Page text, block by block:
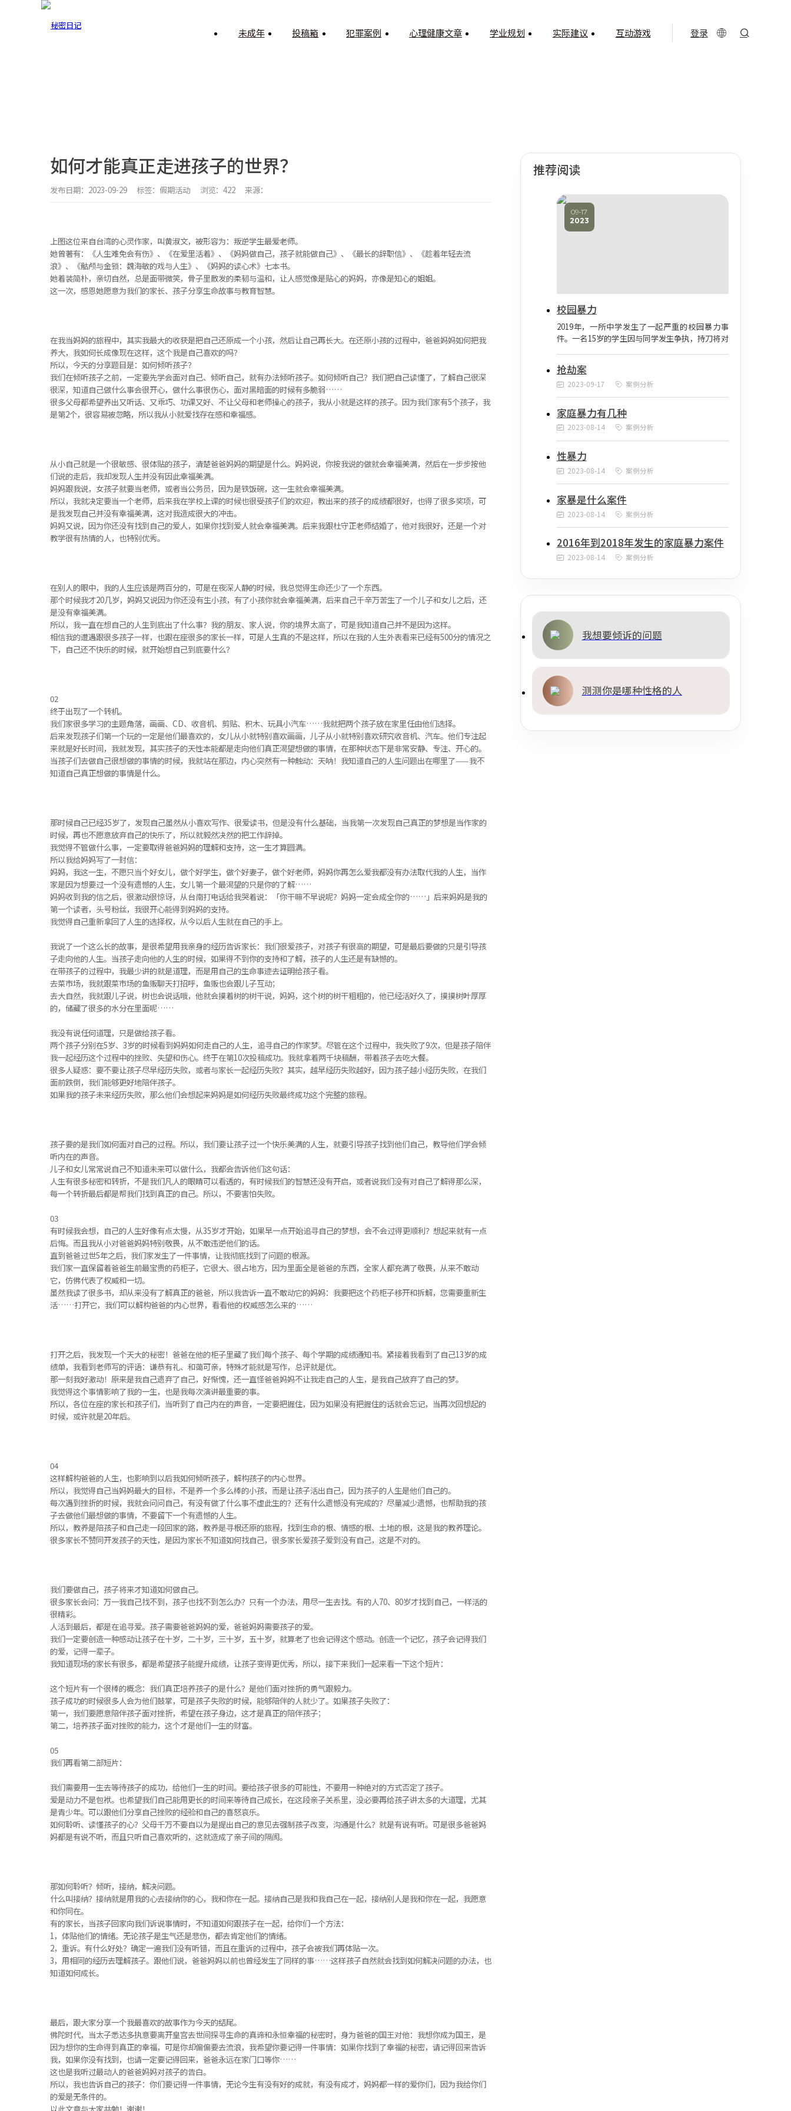
未成年 投稿箱 犯罪案例 心理健康文章 学业规划 实际建议 互动游戏 登录
如何才能真正走进孩子的世界？
发布日期：2023-09-29 标签：假期活动 浏览：422 来源：
上图这位来自台湾的心灵作家，叫黄淑文，被形容为：叛逆学生最爱老师。
她曾著有：《人生难免会有伤》、《在爱里活着》、《妈妈做自己，孩子就能做自己》、《最长的辞职信》、《趁着年轻去流
浪》、《骷颅与金锁：魏海敏的戏与人生》、《妈妈的读心术》七本书。
她着装简朴，亲切自然，总是面带微笑，骨子里散发的柔韧与温和，让人感觉像是贴心的妈妈，亦像是知心的姐姐。
这一次，感恩她愿意为我们的家长、孩子分享生命故事与教育智慧。
在我当妈妈的旅程中，其实我最大的收获是把自己还原成一个小孩，然后让自己再长大。在还原小孩的过程中，爸爸妈妈如何把我
养大，我如何长成像现在这样，这个我是自己喜欢的吗？
所以，今天的分享题目是：如何倾听孩子？
我们在倾听孩子之前，一定要先学会面对自己、倾听自己，就有办法倾听孩子。如何倾听自己？我们把自己读懂了，了解自己很深
很深，知道自己做什么事会很开心，做什么事很伤心，面对黑暗面的时候有多脆弱……
很多父母都希望养出又听话、又乖巧、功课又好、不让父母和老师操心的孩子，我从小就是这样的孩子。因为我们家有5个孩子，我
是第2个，很容易被忽略，所以我从小就爱找存在感和幸福感。
从小自己就是一个很敏感、很体贴的孩子，清楚爸爸妈妈的期望是什么。妈妈说，你按我说的做就会幸福美满，然后在一步步按他
们说的走后，我却发现人生并没有因此幸福美满。
妈妈跟我说，女孩子就要当老师，或者当公务员，因为是铁饭碗，这一生就会幸福美满。
所以，我就决定要当一个老师，后来我在学校上课的时候也很受孩子们的欢迎，教出来的孩子的成绩都很好，也得了很多奖项，可
是我发现自己并没有幸福美满，这对我造成很大的冲击。
妈妈又说，因为你还没有找到自己的爱人，如果你找到爱人就会幸福美满。后来我跟杜守正老师结婚了，他对我很好，还是一个对
教学很有热情的人，也特别优秀。
在别人的眼中，我的人生应该是两百分的，可是在夜深人静的时候，我总觉得生命还少了一个东西。
那个时候我才20几岁，妈妈又说因为你还没有生小孩，有了小孩你就会幸福美满，后来自己千辛万苦生了一个儿子和女儿之后，还
是没有幸福美满。
所以，我一直在想自己的人生到底出了什么事？我的朋友、家人说，你的境界太高了，可是我知道自己并不是因为这样。
相信我的遭遇跟很多孩子一样，也跟在座很多的家长一样，可是人生真的不是这样，所以在我的人生外表看来已经有500分的情况之
下，自己还不快乐的时候，就开始想自己到底要什么？
02
终于出现了一个转机。
我们家很多学习的主题角落，画画、CD、收音机、剪贴、积木、玩具小汽车……我就把两个孩子放在家里任由他们选择。
后来发现孩子们第一个玩的一定是他们最喜欢的，女儿从小就特别喜欢画画，儿子从小就特别喜欢研究收音机、汽车。他们专注起
来就是好长时间，我就发现，其实孩子的天性本能都是走向他们真正渴望想做的事情，在那种状态下是非常安静、专注、开心的。
当孩子们去做自己很想做的事情的时候，我就站在那边，内心突然有一种触动：天呐！我知道自己的人生问题出在哪里了——我不
知道自己真正想做的事情是什么。
那时候自己已经35岁了，发现自己虽然从小喜欢写作、很爱读书，但是没有什么基础，当我第一次发现自己真正的梦想是当作家的
时候，再也不愿意放弃自己的快乐了，所以就毅然决然的把工作辞掉。
我觉得不管做什么事，一定要取得爸爸妈妈的理解和支持，这一生才算圆满。
所以我给妈妈写了一封信：
妈妈，我这一生，不愿只当个好女儿，做个好学生，做个好妻子，做个好老师，妈妈你再怎么爱我都没有办法取代我的人生，当作
家是因为想要过一个没有遗憾的人生，女儿第一个最渴望的只是你的了解……
妈妈收到我的信之后，很激动很惊讶，从台南打电话给我哭着说：「你干嘛不早说呢？妈妈一定会成全你的……」后来妈妈是我的
第一个读者，头号粉丝，我很开心能得到妈妈的支持。
我觉得自己重新拿回了人生的选择权，从今以后人生就在自己的手上。
我说了一个这么长的故事，是很希望用我亲身的经历告诉家长：我们很爱孩子，对孩子有很高的期望，可是最后要做的只是引导孩
子走向他的人生。当孩子走向他的人生的时候，如果得不到你的支持和了解，孩子的人生还是有缺憾的。
在带孩子的过程中，我最少讲的就是道理，而是用自己的生命事迹去证明给孩子看。
去菜市场，我就跟菜市场的鱼贩聊天打招呼，鱼贩也会跟儿子互动；
去大自然，我就跟儿子说，树也会说话哦，他就会摸着树的树干说，妈妈，这个树的树干粗粗的，他已经活好久了，摸摸树叶厚厚
的，储藏了很多的水分在里面呢……
我没有说任何道理，只是做给孩子看。
两个孩子分别在5岁、3岁的时候看到妈妈如何走自己的人生，追寻自己的作家梦。尽管在这个过程中，我失败了9次，但是孩子陪伴
我一起经历这个过程中的挫败、失望和伤心。终于在第10次投稿成功。我就拿着两千块稿酬，带着孩子去吃大餐。
很多人疑惑：要不要让孩子尽早经历失败，或者与家长一起经历失败？其实，越早经历失败越好，因为孩子越小经历失败，在我们
面前跌倒，我们能够更好地陪伴孩子。
如果我的孩子未来经历失败，那么他们会想起来妈妈是如何经历失败最终成功这个完整的旅程。
孩子要的是我们如何面对自己的过程。所以，我们要让孩子过一个快乐美满的人生，就要引导孩子找到他们自己，教导他们学会倾
听内在的声音。
儿子和女儿常常说自己不知道未来可以做什么，我都会告诉他们这句话：
人生有很多秘密和转折，不是我们凡人的眼睛可以看透的，有时候我们的智慧还没有开启，或者说我们没有对自己了解得那么深，
每一个转折最后都是帮我们找到真正的自己。所以，不要害怕失败。
03
有时候我会想，自己的人生好像有点太慢，从35岁才开始，如果早一点开始追寻自己的梦想，会不会过得更顺利？想起来就有一点
后悔。而且我从小对爸爸妈妈特别敬畏，从不敢违逆他们的话。
直到爸爸过世5年之后，我们家发生了一件事情，让我彻底找到了问题的根源。
我们家一直保留着爸爸生前最宝贵的药柜子，它很大、很占地方，因为里面全是爸爸的东西，全家人都充满了敬畏，从来不敢动
它，仿佛代表了权威和一切。
虽然我读了很多书，却从来没有了解真正的爸爸，所以我告诉一直不敢动它的妈妈：我要把这个药柜子移开和拆解，您需要重新生
活……打开它，我们可以解构爸爸的内心世界，看看他的权威感怎么来的……
打开之后，我发现一个天大的秘密！爸爸在他的柜子里藏了我们每个孩子、每个学期的成绩通知书。紧接着我看到了自己13岁的成
绩单，我看到老师写的评语：谦恭有礼、和蔼可亲，特殊才能就是写作，总评就是优。
那一刻我好激动！原来是我自己遗弃了自己，好惭愧，还一直怪爸爸妈妈不让我走自己的人生，是我自己放弃了自己的梦。
我觉得这个事情影响了我的一生，也是我每次演讲最重要的事。
所以，各位在座的家长和孩子们，当听到了自己内在的声音，一定要把握住，因为如果没有把握住的话就会忘记，当再次回想起的
时候，或许就是20年后。
04
这样解构爸爸的人生，也影响到以后我如何倾听孩子，解构孩子的内心世界。
所以，我觉得自己当妈妈最大的目标，不是养一个多么棒的小孩，而是让孩子活出自己，因为孩子的人生是他们自己的。
每次遇到挫折的时候，我就会问问自己，有没有做了什么事不虚此生的？还有什么遗憾没有完成的？尽量减少遗憾，也帮助我的孩
子去做他们最想做的事情，不要留下一个有遗憾的人生。
所以，教养是陪孩子和自己走一段回家的路，教养是寻根还原的旅程，找到生命的根、情感的根、土地的根，这是我的教养理论。
很多家长不赞同开发孩子的天性，是因为家长不知道如何找自己，很多家长爱孩子爱到没有自己，这是不对的。
我们要做自己，孩子将来才知道如何做自己。
很多家长会问：万一我自己找不到，孩子也找不到怎么办？只有一个办法，用尽一生去找。有的人70、80岁才找到自己，一样活的
很精彩。
人活到最后，都是在追寻爱。孩子需要爸爸妈妈的爱，爸爸妈妈需要孩子的爱。
我们一定要创造一种感动让孩子在十岁，二十岁，三十岁，五十岁，就算老了也会记得这个感动。创造一个记忆，孩子会记得我们
的爱，记得一辈子。
我知道现场的家长有很多，都是希望孩子能提升成绩，让孩子变得更优秀，所以，接下来我们一起来看一下这个短片：
这个短片有一个很棒的概念：我们真正培养孩子的是什么？是他们面对挫折的勇气跟毅力。
孩子成功的时候很多人会为他们鼓掌，可是孩子失败的时候，能够陪伴的人就少了。如果孩子失败了：
第一，我们要愿意陪伴孩子面对挫折，希望在孩子身边，这才是真正的陪伴孩子；
第二，培养孩子面对挫败的能力，这个才是他们一生的财富。
05
我们再看第二部短片：
我们需要用一生去等待孩子的成功，给他们一生的时间。要给孩子很多的可能性，不要用一种绝对的方式否定了孩子。
爱是动力不是包袱。也希望我们自己能用更长的时间来等待自己成长，在这段亲子关系里，没必要再给孩子讲太多的大道理，尤其
是青少年。可以跟他们分享自己挫败的经验和自己的喜怒哀乐。
如何聆听、读懂孩子的心？父母千万不要自以为是提出自己的意见去强制孩子改变，沟通是什么？就是有说有听。可是很多爸爸妈
妈都是有说不听，而且只听自己喜欢听的，这就造成了亲子间的隔阂。
那如何聆听？倾听，接纳，解决问题。
什么叫接纳？接纳就是用我的心去接纳你的心，我和你在一起。接纳自己是我和我自己在一起，接纳别人是我和你在一起，我愿意
和你同在。
有的家长，当孩子回家向我们诉说事情时，不知道如何跟孩子在一起，给你们一个方法：
1，体贴他们的情绪。无论孩子是生气还是悲伤，都去肯定他们的情绪。
2，重诉。有什么好处？确定一遍我们没有听错，而且在重诉的过程中，孩子会被我们再体贴一次。
3，用相同的经历去理解孩子。跟他们说，爸爸妈妈以前也曾经发生了同样的事……这样孩子自然就会找到如何解决问题的办法，也
知道如何成长。
最后，跟大家分享一个我最喜欢的故事作为今天的结尾。
佛陀时代，当太子悉达多执意要离开皇宫去世间探寻生命的真谛和永恒幸福的秘密时，身为爸爸的国王对他：我想你成为国王，是
因为想你的生命得到真正的幸福，可是你却偏偏要去流浪，我希望你要记得一件事情：如果你找到了幸福的秘密，请记得回来告诉
我，如果你没有找到，也请一定要记得回来，爸爸永远在家门口等你……
这也是我听过最动人的爸爸妈妈对孩子的告白。
所以，我也告诉自己的孩子：你们要记得一件事情，无论今生有没有好的成就，有没有成才，妈妈都一样的爱你们，因为我给你们
的爱是无条件的。
以此文章与大家共勉！谢谢！
推荐阅读
09-17
2023
校园暴力
2019年，一所中学发生了一起严重的校园暴力事
件。一名15岁的学生因与同学发生争执，持刀将对
是没有生命危险。警方迅速介入调查，最终将犯罪
嫌疑人抓获。调查显示，嫌疑人在家庭环境不稳
定、学业压力过大以及社交问题的影响下，产生了
极端的行为倾向。
抢劫案
2023-09-17 案例分析
家庭暴力有几种
2023-08-14 案例分析
性暴力
2023-08-14 案例分析
家暴是什么案件
2023-08-14 案例分析
2016年到2018年发生的家庭暴力案件
2023-08-14 案例分析
我想要倾诉的问题
测测你是哪种性格的人